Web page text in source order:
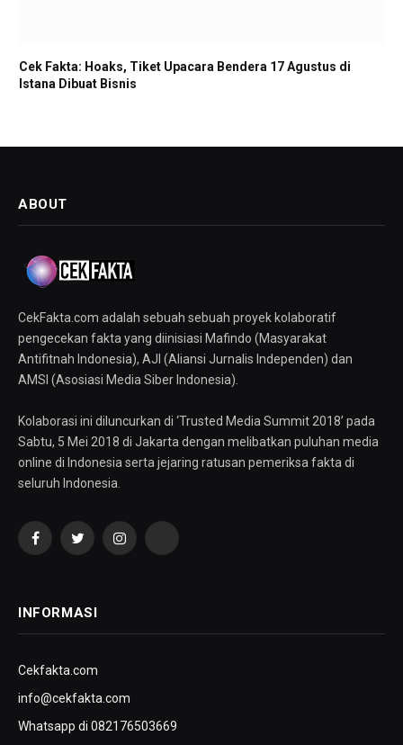
Cek Fakta: Hoaks, Tiket Upacara Bendera 17 Agustus di
Istana Dibuat Bisnis
ABOUT
CekFakta.com adalah sebuah sebuah proyek kolaboratif
pengecekan fakta yang diinisiasi Mafindo (Masyarakat
Antifitnah Indonesia), AJI (Aliansi Jurnalis Independen) dan
AMSI (Asosiasi Media Siber Indonesia).
Kolaborasi ini diluncurkan di ‘Trusted Media Summit 2018’ pada
Sabtu, 5 Mei 2018 di Jakarta dengan melibatkan puluhan media
online di Indonesia serta jejaring ratusan pemeriksa fakta di
seluruh Indonesia.
FacebookTwitterInstagramYouTube
INFORMASI
Cekfakta.com
info@cekfakta.com
Whatsapp di 082176503669